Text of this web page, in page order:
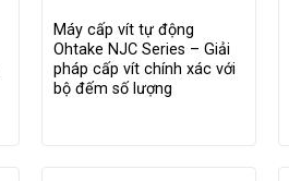
Máy cấp vít tự động
Ohtake NJC Series – Giải
pháp cấp vít chính xác với
bộ đếm số lượng